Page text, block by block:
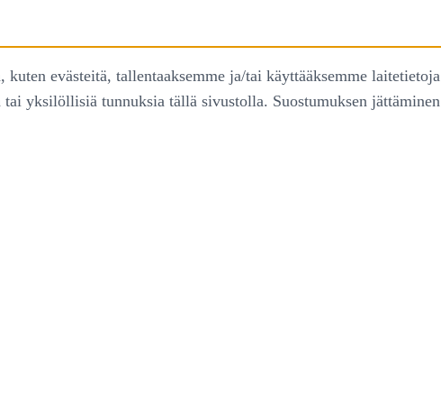
evästeitä, tallentaaksemme ja/tai käyttääksemme
yksilöllisiä tunnuksia tällä sivustolla. Suostumuksen